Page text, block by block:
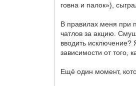
говна и палок»),
В правилах меня при
чатлов за акцию.
вводить исключение?
зависимости от того,
Ещё один момент,